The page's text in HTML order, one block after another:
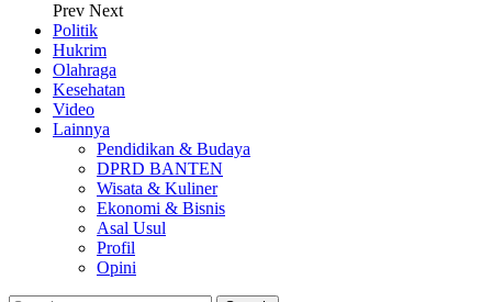
Prev Next
Politik
Hukrim
Olahraga
Kesehatan
Video
Lainnya
Pendidikan & Budaya
DPRD BANTEN
Wisata & Kuliner
Ekonomi & Bisnis
Asal Usul
Profil
Opini